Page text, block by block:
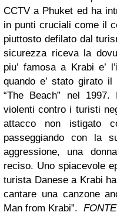
CCTV a Phuket ed ha
in punti cruciali come il
piuttosto defilato dal
sicurezza riceva la
piu’ famosa a Krabi e’
quando e’ stato girato
“The Beach” nel 1997.
violenti contro i turisti
attacco non istigato
passeggiando con la
aggressione, una
reciso. Uno spiacevole
turista Danese a Krabi
cantare una canzone
Man from Krabi”.